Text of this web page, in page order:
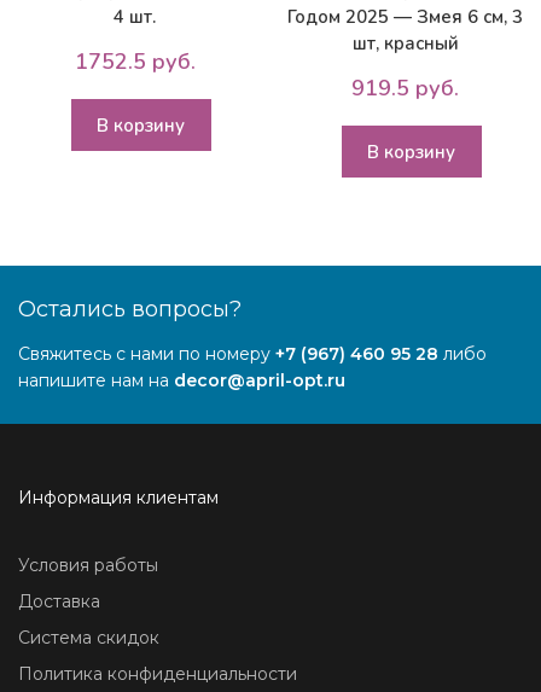
4 шт.
1752.5 руб.
В корзину
Годом 2025 — Змея 6 см, 3
шт, красный
919.5 руб.
В корзину
Остались вопросы?
Свяжитесь с нами по номеру +7 (967) 460 95 28 либо
напишите нам на decor@april-opt.ru
Информация клиентам
Условия работы
Доставка
Система скидок
Политика конфиденциальности